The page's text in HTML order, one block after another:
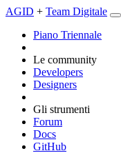
AGID + Team Digitale
Piano Triennale
Le community
Developers
Designers
Gli strumenti
Forum
Docs
GitHub